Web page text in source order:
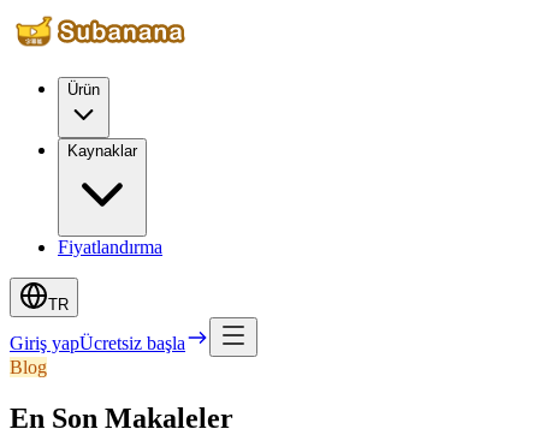
Ürün
Kaynaklar
Fiyatlandırma
TR
Giriş yapÜcretsiz başla
Blog
En Son Makaleler